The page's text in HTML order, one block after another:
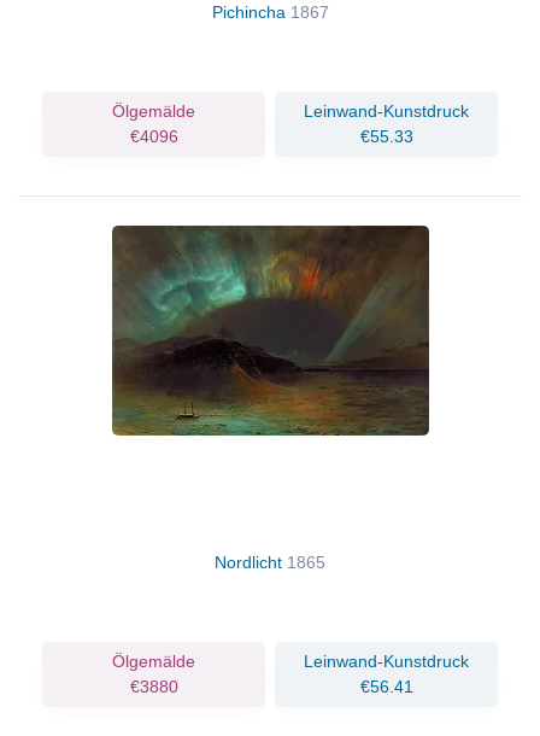
Pichincha 1867
Ölgemälde
€4096
Leinwand-Kunstdruck
€55.33
Nordlicht 1865
Ölgemälde
€3880
Leinwand-Kunstdruck
€56.41